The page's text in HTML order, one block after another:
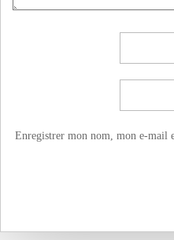
Enregistrer mon nom, mon e-mail